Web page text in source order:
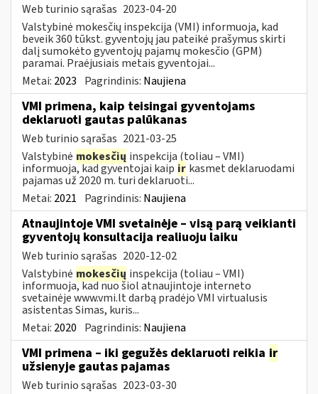
Web turinio sąrašas 2023-04-20
Valstybinė mokesčių inspekcija (VMI) informuoja, kad
beveik 360 tūkst. gyventojų jau pateikė prašymus skirti
dalį sumokėto gyventojų pajamų mokesčio (GPM)
paramai. Praėjusiais metais gyventojai...
Metai: 2023 Pagrindinis: Naujiena
VMI primena, kaip teisingai gyventojams
deklaruoti gautas palūkanas
Web turinio sąrašas 2021-03-25
Valstybinė mokesčių inspekcija (toliau – VMI)
informuoja, kad gyventojai kaip ir kasmet deklaruodami
pajamas už 2020 m. turi deklaruoti...
Metai: 2021 Pagrindinis: Naujiena
Atnaujintoje VMI svetainėje – visą parą veikianti
gyventojų konsultacija realiuoju laiku
Web turinio sąrašas 2020-12-02
Valstybinė mokesčių inspekcija (toliau – VMI)
informuoja, kad nuo šiol atnaujintoje interneto
svetainėje www.vmi.lt darbą pradėjo VMI virtualusis
asistentas Simas, kuris...
Metai: 2020 Pagrindinis: Naujiena
VMI primena – iki gegužės deklaruoti reikia ir
užsienyje gautas pajamas
Web turinio sąrašas 2023-03-30